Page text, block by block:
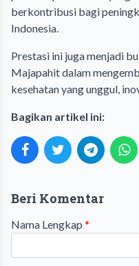
berkontribusi bagi
Indonesia.
Prestasi ini juga menjadi
Majapahit dalam
kesehatan yang unggul,
Bagikan artikel ini:
Beri Komentar
Nama Lengkap *